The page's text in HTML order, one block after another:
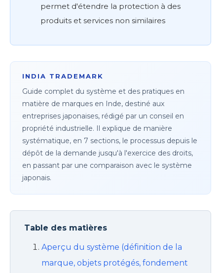
permet d'étendre la protection à des
produits et services non similaires
INDIA TRADEMARK
Guide complet du système et des pratiques en
matière de marques en Inde, destiné aux
entreprises japonaises, rédigé par un conseil en
propriété industrielle. Il explique de manière
systématique, en 7 sections, le processus depuis le
dépôt de la demande jusqu'à l'exercice des droits,
en passant par une comparaison avec le système
japonais.
Table des matières
Aperçu du système (définition de la
marque, objets protégés, fondement